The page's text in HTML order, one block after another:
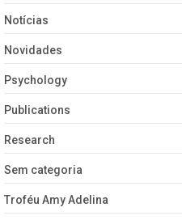
Notícias
Novidades
Psychology
Publications
Research
Sem categoria
Troféu Amy Adelina